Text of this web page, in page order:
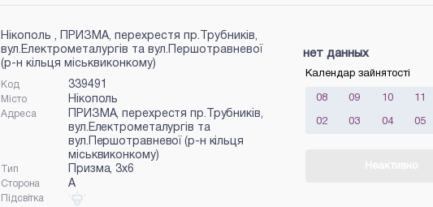
Нікополь , ПРИЗМА, перехрестя пр.Трубників,
вул.Електрометалургів та вул.Першотравневої
(р-н кільця міськвиконкому)
Код 339491
Місто Нікополь
Адреса
ПРИЗМА, перехрестя пр.Трубників,
вул.Електрометалургів та
вул.Першотравневої (р-н кільця
міськвиконкому)
Тип Призма, 3x6
Сторона A
Підсвітка
нет данных
Календар зайнятості
08 09 10 11
02 03 04 05